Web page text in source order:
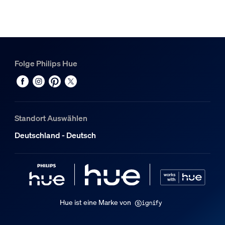
EAN/UPC - Produkt
8720169230231
Nettogewicht
0,1 kg
0,14 kg
Höhe
174 mm
Länge
Folge Philips Hue
Standort Auswählen
Deutschland - Deutsch
Hue ist eine Marke von